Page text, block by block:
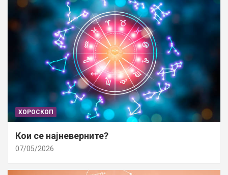
ХОРОСКОП
Кои се најневерните?
07/05/2026